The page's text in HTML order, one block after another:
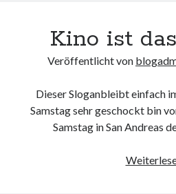
Kino ist
Veröffentlicht von
Dieser Sloganbleibt einfach
Samstag sehr geschockt bin
Samstag in San Andreas